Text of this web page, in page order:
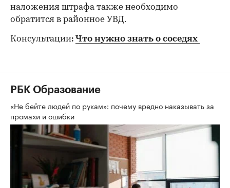
наложения штрафа также необходимо
обратится в районное УВД.
Консультации: Что нужно знать о соседях
РБК Образование
«Не бейте людей по рукам»: почему вредно наказывать за
промахи и ошибки